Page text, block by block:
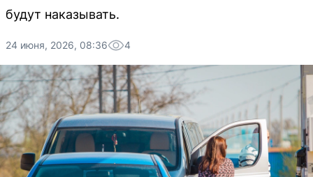
будут наказывать.
24 июня, 2026, 08:36 4